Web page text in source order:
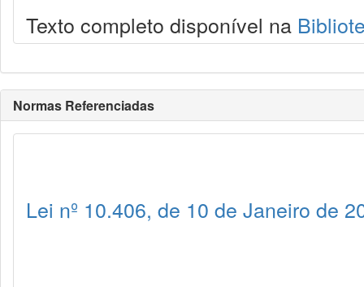
Texto completo disponível na
Normas Referenciadas
Lei nº 10.406, de 10 de Janeiro de